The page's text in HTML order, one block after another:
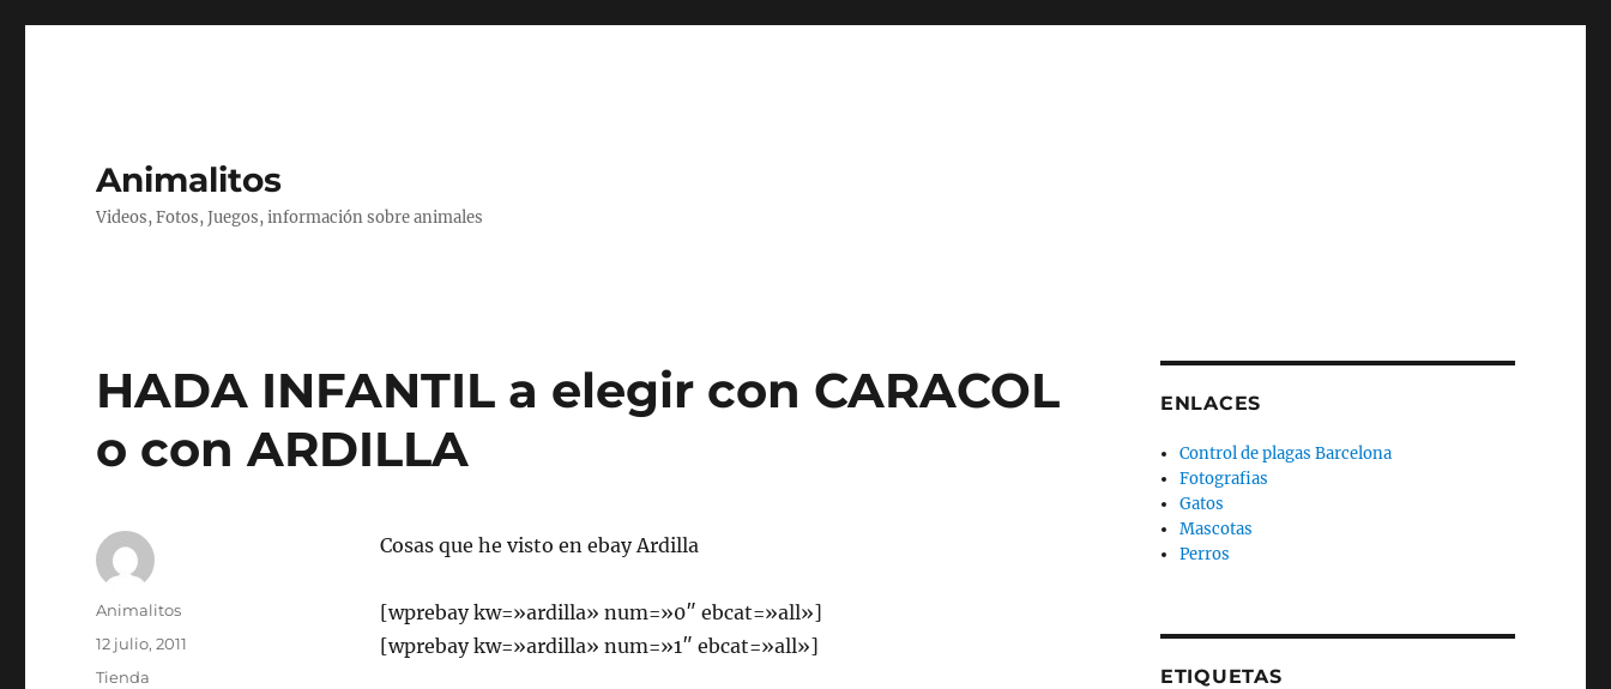
Animalitos
Videos, Fotos, Juegos, información sobre animales
HADA INFANTIL a elegir con CARACOL
o con ARDILLA
Cosas que he visto en ebay Ardilla
[wprebay kw=»ardilla» num=»0″ ebcat=»all»]
[wprebay kw=»ardilla» num=»1″ ebcat=»all»]
Autor
Animalitos
Publicado
el
12 julio, 2011
Categorías
Tienda
ENLACES
Control de plagas Barcelona
Fotografias
Gatos
Mascotas
Perros
ETIQUETAS